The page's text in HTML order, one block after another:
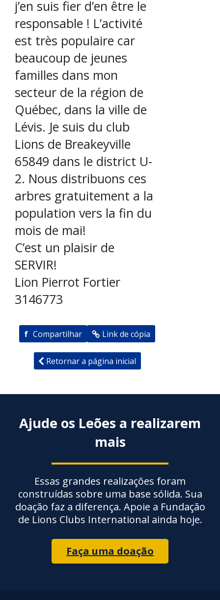
j’en suis fier d’en être le
responsable ! L’activité
est très populaire car
beaucoup de jeunes
familles dans mon
secteur de la région de
Québec, dans la ville de
Lévis. Je suis du club
Lions de Breakeyville
65849 dans le district U-
2. Nous distribuons ces
arbres gratuitement a la
population vers la fin du
mois de mai!
C’est un plaisir de
SERVIR!
Lion Pierrot Fortier
3146773
f Compartilhar Link de cópia
Retornar a página inicial
Ajude os Leões a realizarem
mais
Essas grandes realizações foram
construídas sobre uma base sólida. Sua
doação faz a diferença. Apoie a Fundação
de Lions Clubs International ainda hoje.
Faça uma doação